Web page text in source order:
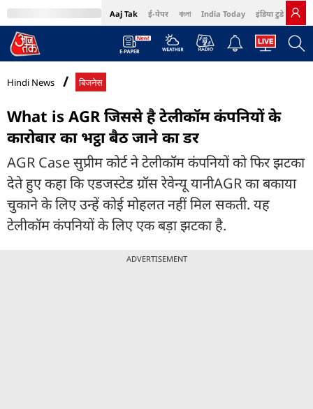
Aaj Tak ई-पेपर বাংলা India Today इंडिया टुडे हिंदी
MumbaiTak Cosmopolitan Harper's Bazaar Northeast
Hindi News बिजनेस
What is AGR जिससे है टेलीकॉम कंपनियों के
कारोबार का भट्ठा बैठ जाने का डर
AGR Case सुप्रीम कोर्ट ने टेलीकॉम कंपनियों को फिर झटका
देते हुए कहा कि एडजस्टेड ग्रॉस रेवेन्यू यानीAGR का बकाया
चुकाने के लिए उन्हें कोई मोहलत नहीं मिल सकती. यह
टेलीकॉम कंपनियों के लिए एक बड़ा झटका है.
ADVERTISEMENT